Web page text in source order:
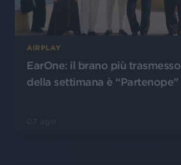
AIRPLAY
EarOne: il brano più trasmesso
della settimana è “Partenope”